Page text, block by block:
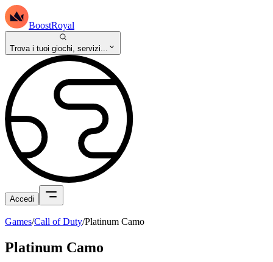
BoostRoyal
Trova i tuoi giochi, servizi...
Accedi
Games/Call of Duty/Platinum Camo
Platinum Camo